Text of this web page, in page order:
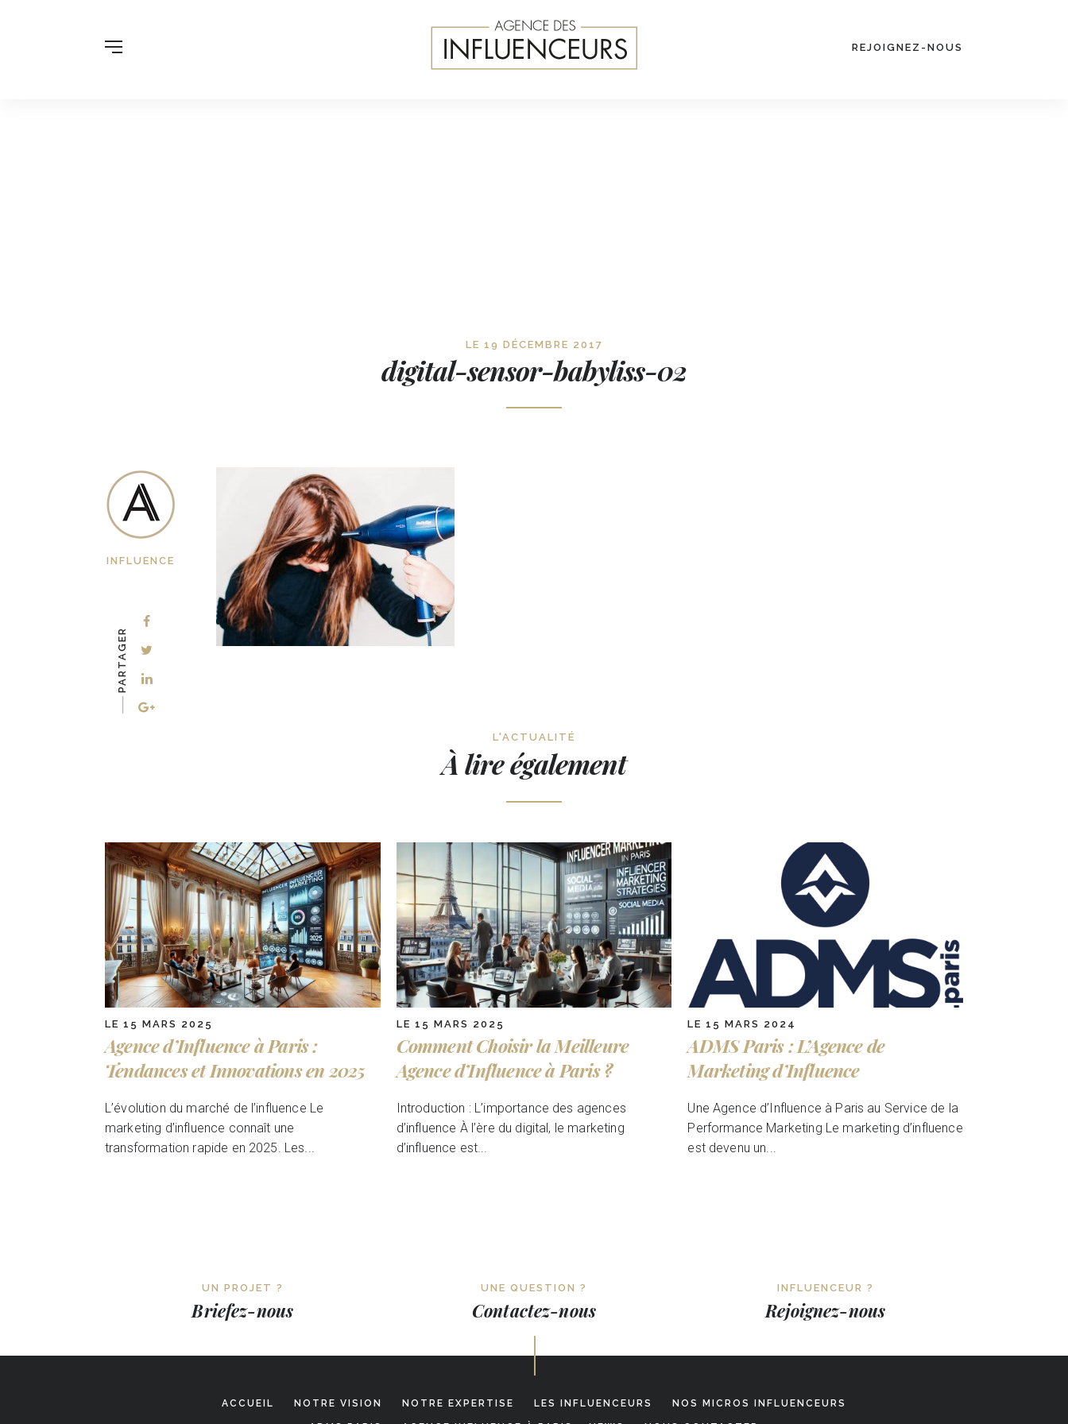
REJOIGNEZ-NOUS
INFLUENCE
PARTAGER
LE 19 DÉCEMBRE 2017
digital-sensor-babyliss-02
L'ACTUALITÉ
À lire également
LE 15 MARS 2025
Agence d’Influence à Paris :
Tendances et Innovations en 2025
L’évolution du marché de l’influence Le
marketing d’influence connaît une
transformation rapide en 2025. Les...
LE 15 MARS 2025
Comment Choisir la Meilleure
Agence d’Influence à Paris ?
Introduction : L’importance des agences
d’influence À l’ère du digital, le marketing
d’influence est...
LE 15 MARS 2024
ADMS Paris : L’Agence de
Marketing d’Influence
Une Agence d’Influence à Paris au Service de la
Performance Marketing Le marketing d’influence
est devenu un...
UN PROJET ?
Briefez-nous
UNE QUESTION ?
Contactez-nous
INFLUENCEUR ?
Rejoignez-nous
ACCUEIL NOTRE VISION NOTRE EXPERTISE LES INFLUENCEURS NOS MICROS INFLUENCEURS